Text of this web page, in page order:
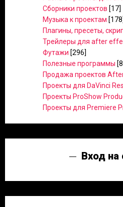
Сборники проектов [17]
Музыка к проектам [178]
Плагины, пресеты,
Трейлеры для after
Футажи [296]
Полезные программы
Продажа проектов
Проекты для DaVinci
Проекты ProShow
Проекты для Premiere
Вход на